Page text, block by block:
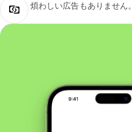
煩わしい広告もありません。